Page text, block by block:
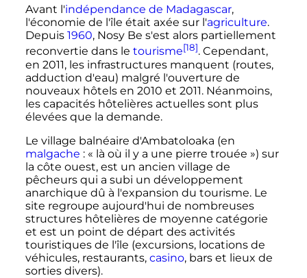
Avant l'indépendance de Madagascar,
l'économie de l'île était axée sur l'agriculture.
Depuis 1960, Nosy Be s'est alors partiellement
reconvertie dans le tourisme[18]. Cependant,
en 2011, les infrastructures manquent (routes,
adduction d'eau) malgré l'ouverture de
nouveaux hôtels en 2010 et 2011. Néanmoins,
les capacités hôtelières actuelles sont plus
élevées que la demande.
Le village balnéaire d'Ambatoloaka (en
malgache : « là où il y a une pierre trouée ») sur
la côte ouest, est un ancien village de
pêcheurs qui a subi un développement
anarchique dû à l'expansion du tourisme. Le
site regroupe aujourd'hui de nombreuses
structures hôtelières de moyenne catégorie
et est un point de départ des activités
touristiques de l'île (excursions, locations de
véhicules, restaurants, casino, bars et lieux de
sorties divers).